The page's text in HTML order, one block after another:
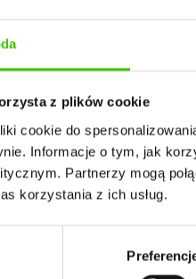
z plików cookie
cookie do
Informacje o tym, jak
Partnerzy mogą
korzystania z ich usług.
pozwalających na